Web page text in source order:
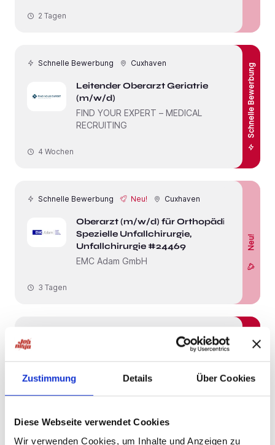
Zustimmung Details Über Cookies
Diese Webseite verwendet Cookies
Wir verwenden Cookies, um Inhalte und Anzeigen zu
2 Tagen
Schnelle Bewerbung Cuxhaven
Leitender Oberarzt Geriatrie
(m/w/d)
FIND YOUR EXPERT – MEDICAL
RECRUITING
Schnelle Bewerbung
4 Wochen
Schnelle Bewerbung Neu! Cuxhaven
Oberarzt (m/w/d) für Orthopädie,
Spezielle Unfallchirurgie,
Unfallchirurgie #24469
EMC Adam GmbH
Neu!
3 Tagen
Moderne Praxis. in Otterndorf
tw.con. GmbH
Schnelle Bewerbung
3 Wochen